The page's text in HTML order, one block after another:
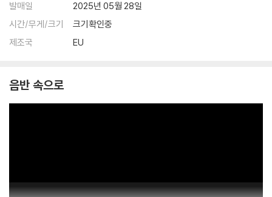
발매일
2025년 05월 28일
시간/무게/크기
크기확인중
제조국
EU
음반 속으로